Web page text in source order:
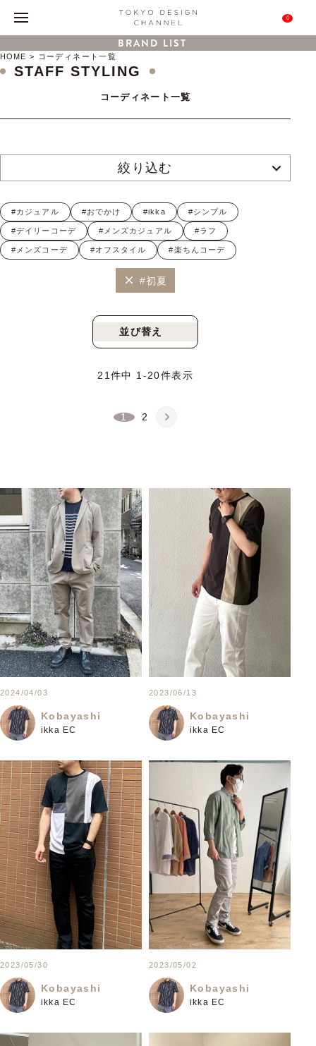
0
BRAND LIST
HOME コーディネート一覧
STAFF STYLING
コーディネート一覧
絞り込む
#カジュアル #おでかけ #ikka #シンプル
#デイリーコーデ #メンズカジュアル #ラフ
#メンズコーデ #オフスタイル #楽ちんコーデ
#初夏
並び替え
21 件中 1 -20件表示
1 2
2024/04/03
Kobayashi
ikka EC
2023/06/13
Kobayashi
ikka EC
2023/05/30
Kobayashi
ikka EC
2023/05/02
Kobayashi
ikka EC